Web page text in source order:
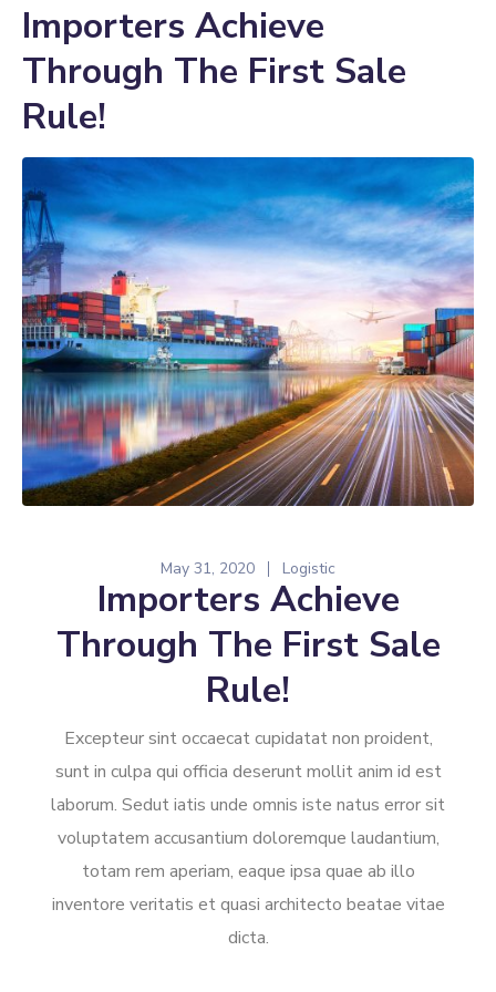
Importers Achieve
Through The First Sale
Rule!
May 31, 2020 Logistic
Importers Achieve
Through The First Sale
Rule!
Excepteur sint occaecat cupidatat non proident,
sunt in culpa qui officia deserunt mollit anim id est
laborum. Sedut iatis unde omnis iste natus error sit
voluptatem accusantium doloremque laudantium,
totam rem aperiam, eaque ipsa quae ab illo
inventore veritatis et quasi architecto beatae vitae
dicta.